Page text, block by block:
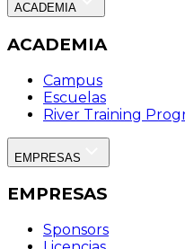
ACADEMIA
ACADEMIA
Campus
Escuelas
River Training
EMPRESAS
EMPRESAS
Sponsors